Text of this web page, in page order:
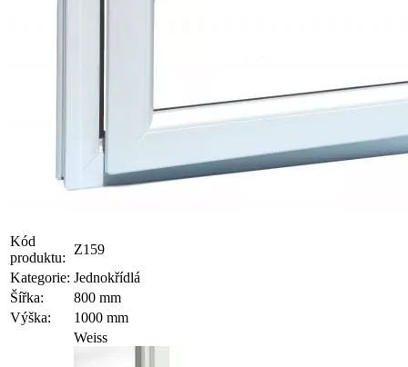
Kód
produktu:
Z159
Kategorie: Jednokřídlá
Šířka:
800 mm
Výška:
1000 mm
Weiss